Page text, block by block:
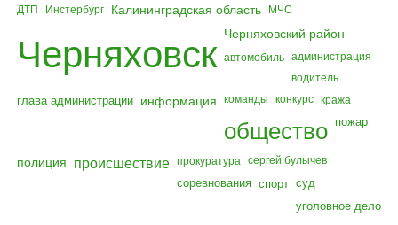
ДТП Инстербург Калининградская область МЧС
Черняховск Черняховский район
автомобиль администрация
водитель
глава администрации информация команды конкурс кража
общество пожар
полиция происшествие прокуратура сергей булычев
соревнования спорт суд
уголовное дело